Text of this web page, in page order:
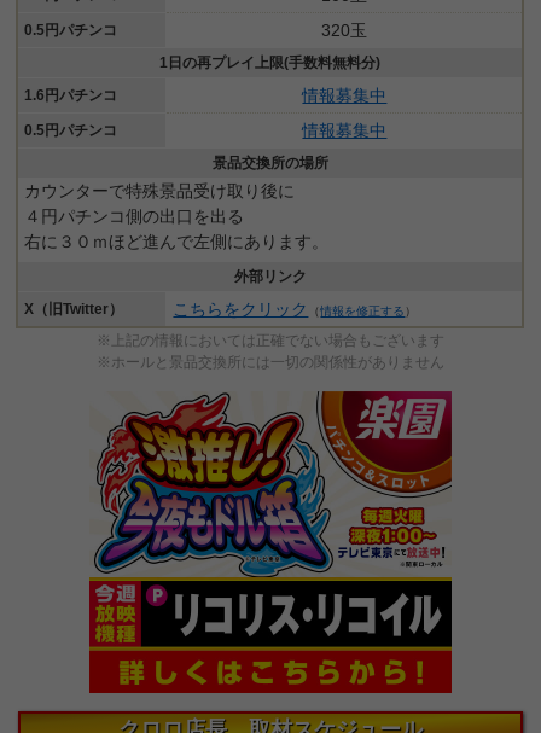
0.5円パチンコ 320玉
1日の再プレイ上限(手数料無料分)
1.6円パチンコ
情報募集中
0.5円パチンコ 情報募集中
景品交換所の場所
カウンターで特殊景品受け取り後に
４円パチンコ側の出口を出る
右に３０ｍほど進んで左側にあります。
外部リンク
X（旧Twitter）
こちらをクリック （情報を修正する ）
※上記の情報においては正確でない場合もございます
※ホールと景品交換所には一切の関係性がありません